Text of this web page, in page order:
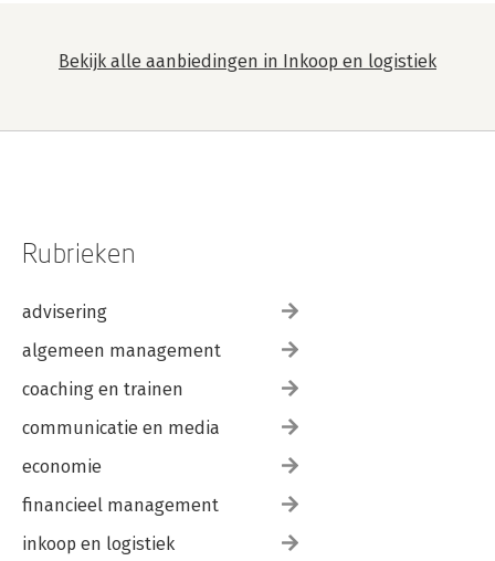
Bekijk alle aanbiedingen in Inkoop en logistiek
Rubrieken
advisering
algemeen management
coaching en trainen
communicatie en media
economie
financieel management
inkoop en logistiek